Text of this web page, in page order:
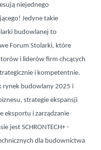
niejednego
Jedyne takie
budowlanej to
Forum Stolarki, które
i liderów firm chcących
i kompetentnie.
rynek budowlany 2025 i
strategie ekspansji
eksportu i zarządzanie
jest SCHRONTECH+ -
dla budownictwa